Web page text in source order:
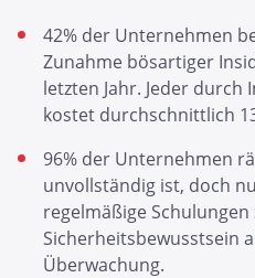
42% der Unternehmen
Zunahme bösartiger
letzten Jahr. Jeder
kostet durchschnittlich
96% der Unternehmen
unvollständig ist, doch
regelmäßige Schulungen
Sicherheitsbewusstsein
Überwachung.